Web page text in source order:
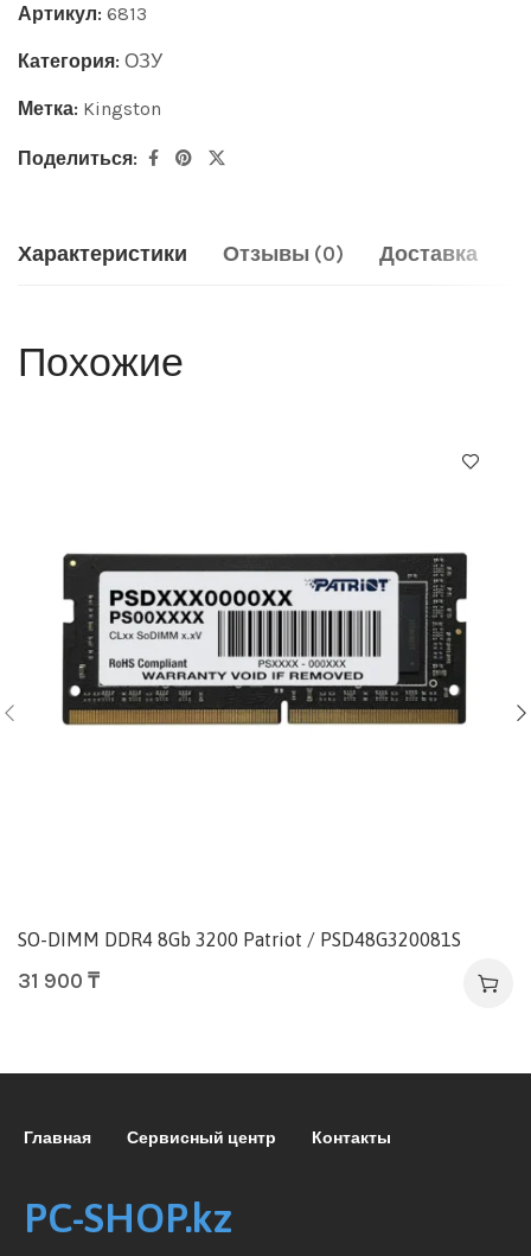
Артикул: 6813
Категория: ОЗУ
Метка: Kingston
Поделиться:
Характеристики Отзывы (0) Доставка
Похожие
SO-DIMM DDR4 8Gb 3200 Patriot / PSD48G320081S
31 900 ₸
Главная Сервисный центр Контакты
PC-SHOP.kz